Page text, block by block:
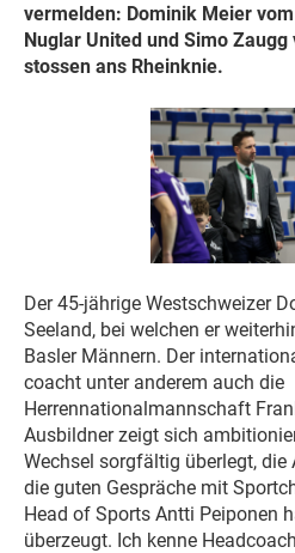
vermelden: Dominik Meier
Nuglar United und Simo
stossen ans Rheinknie.
Der 45-jährige Westschweizer
Seeland, bei welchen er
Basler Männern. Der
coacht unter anderem auch die
Herrennationalmannschaft
Ausbildner zeigt sich
Wechsel sorgfältig überlegt,
die guten Gespräche mit
Head of Sports Antti Peiponen
überzeugt. Ich kenne